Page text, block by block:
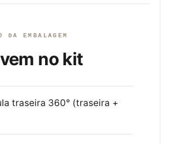
DA EMBALAGEM
no kit
traseira 360° (traseira +